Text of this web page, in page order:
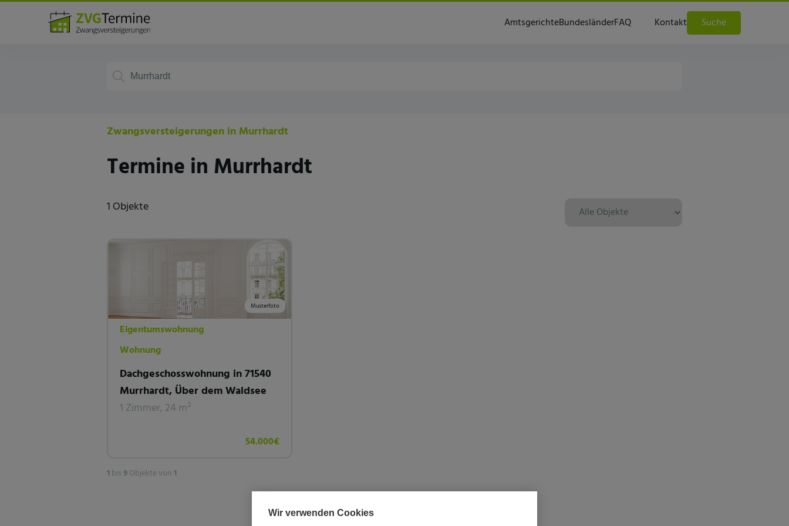
AmtsgerichteBundesländerFAQ Kontakt Suche
Deutschland
Zwangsversteigerungen in Murrhardt
Termine in Murrhardt
1 Objekte
Musterfoto
Eigentumswohnung
Wohnung
Dachgeschosswohnung in 71540
Murrhardt, Über dem Waldsee
1 Zimmer, 24 m²
54.000€
1 bis9Objekte von1
Wir verwenden Cookies